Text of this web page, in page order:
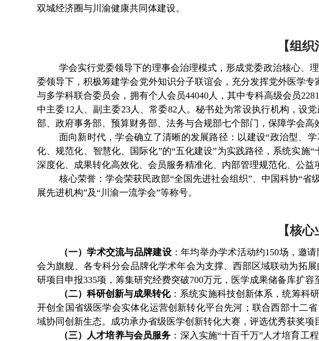
双城经济圈与川渝健康共同体建设。
【组
学会实行党委领导下的理事会治理模式，形成党委政治核心、
委领导下，积极筹建学会党外知识分子联谊会，充分发挥党外医学
与多学科联合委员会，拥有个人会员44040人，其中专科高级会员
中主委12人、副主委23人、常委82人。秘书处为常设执行机构，设
部、政府事务部、预算财务部、法务与合规部七个部门，保障学会高
面向新时代，学会确立了清晰的发展路径：以建设“政治型、
化、规范化、智慧化、国际化”的“五化建设”为实践路径，系统实
深度化、成果转化高效化、会员服务精准化、内部管理规范化、公
核心荣誉：学会荣获民政部“全国先进社会组织”、中国科协“省
展先进机构”及“川渝一流学会”等称号。
【核
（一）学术交流与品牌建设：年均举办学术活动约150场，邀
会为旗舰、各专科分会品牌化学术年会为支撑、西部区域联动为拓
研项目申报335项，筹集研究经费突破700万元，医学成果储备库扩容
（二）科研创新与成果转化： 系统实施科技创新体系，统筹科
开创全国省级医学会实体化运营创新转化平台先河；联合西部十二
域协同创新生态。成功承办省级医学创新转化大赛，评选优秀获奖项
（三）人才培养与会员服务 ： 深入实施“十百千万”人才培育工